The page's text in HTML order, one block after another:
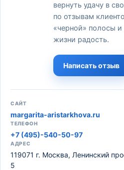
вернуть удачу в
по отзывам
«черной» полосы и
жизни радость.
Написать отзыв
САЙТ
margarita-aristarkhova.ru
ТЕЛЕФОН
+7 (495)-540-50-97
АДРЕС
119071 г. Москва, Ленинский
5